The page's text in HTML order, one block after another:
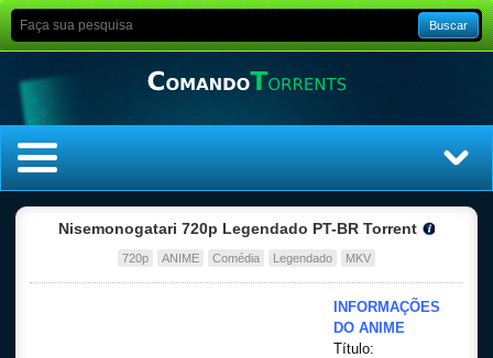
Buscar
Top Filmes
Nisemonogatari 720p Legendado PT-BR Torrent
720p ANIME Comédia Legendado MKV
INFORMAÇÕES
DO ANIME
Título: